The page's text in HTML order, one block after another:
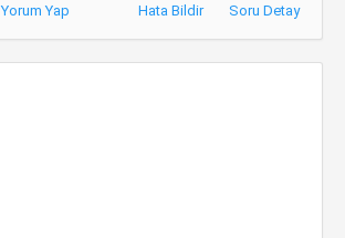
Yorum Yap Hata Bildir Soru Detay